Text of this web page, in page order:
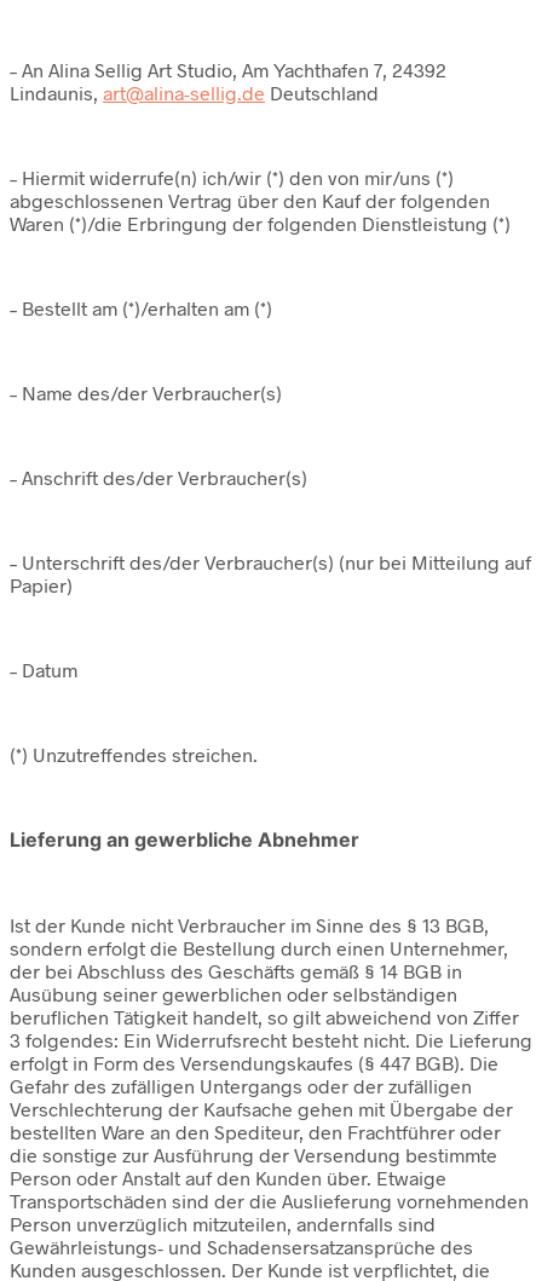
– An Alina Sellig Art Studio, Am Yachthafen 7, 24392
Lindaunis, art@alina-sellig.de Deutschland
– Hiermit widerrufe(n) ich/wir (*) den von mir/uns (*)
abgeschlossenen Vertrag über den Kauf der folgenden
Waren (*)/die Erbringung der folgenden Dienstleistung (*)
– Bestellt am (*)/erhalten am (*)
– Name des/der Verbraucher(s)
– Anschrift des/der Verbraucher(s)
– Unterschrift des/der Verbraucher(s) (nur bei Mitteilung auf
Papier)
– Datum
(*) Unzutreffendes streichen.
Lieferung an gewerbliche Abnehmer
Ist der Kunde nicht Verbraucher im Sinne des § 13 BGB,
sondern erfolgt die Bestellung durch einen Unternehmer,
der bei Abschluss des Geschäfts gemäß § 14 BGB in
Ausübung seiner gewerblichen oder selbständigen
beruflichen Tätigkeit handelt, so gilt abweichend von Ziffer
3 folgendes: Ein Widerrufsrecht besteht nicht. Die Lieferung
erfolgt in Form des Versendungskaufes (§ 447 BGB). Die
Gefahr des zufälligen Untergangs oder der zufälligen
Verschlechterung der Kaufsache gehen mit Übergabe der
bestellten Ware an den Spediteur, den Frachtführer oder
die sonstige zur Ausführung der Versendung bestimmte
Person oder Anstalt auf den Kunden über. Etwaige
Transportschäden sind der die Auslieferung vornehmenden
Person unverzüglich mitzuteilen, andernfalls sind
Gewährleistungs- und Schadensersatzansprüche des
Kunden ausgeschlossen. Der Kunde ist verpflichtet, die